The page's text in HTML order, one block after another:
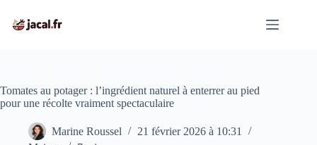
contenu
Tomates au potager : l’ingrédient naturel à enterrer au pied
pour une récolte vraiment spectaculaire
Marine Roussel
21 février 2026 à 10:31